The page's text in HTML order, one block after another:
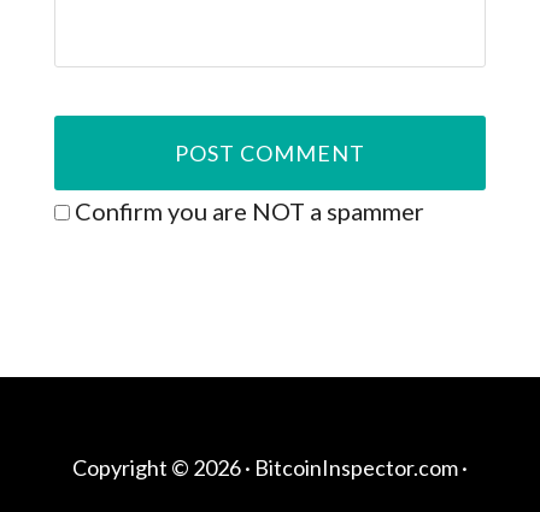
Confirm you are NOT a spammer
Copyright © 2026 · BitcoinInspector.com·